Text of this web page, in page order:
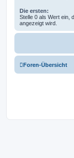
Die ersten:
Stelle 0 als Wert ein,
angezeigt wird.
Foren-Übersicht